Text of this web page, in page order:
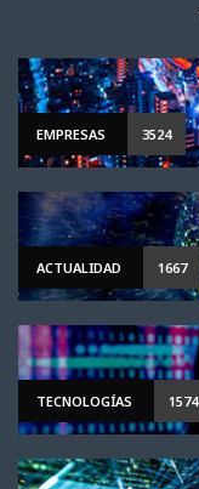
EMPRESAS 3524
ACTUALIDAD 1667
TECNOLOGÍAS 1574